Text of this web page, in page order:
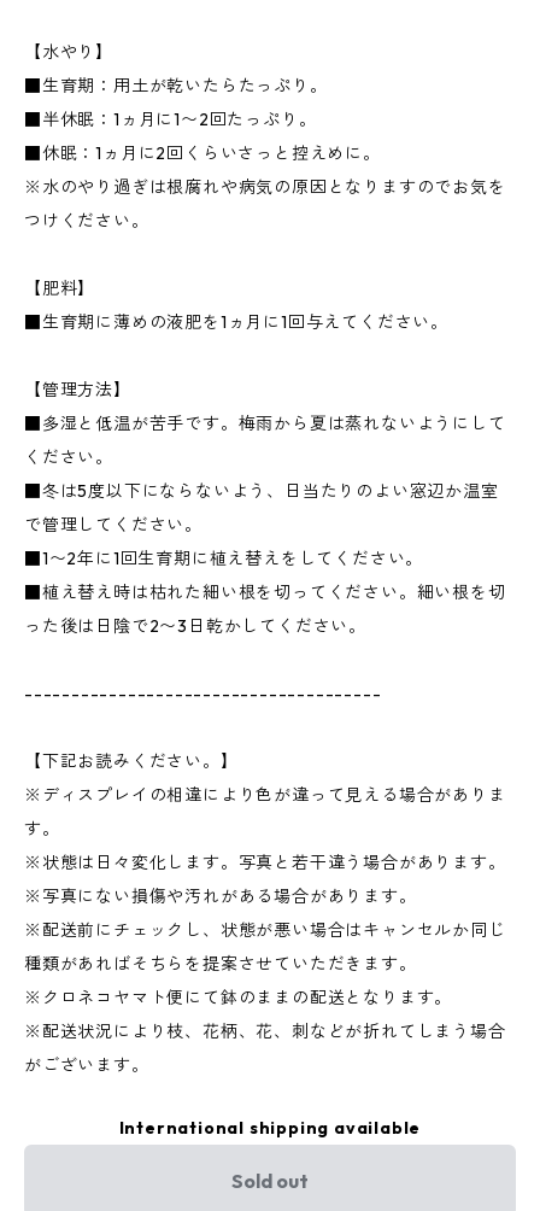
【水やり】
■生育期：用土が乾いたらたっぷり。
■半休眠：1ヵ月に1〜2回たっぷり。
■休眠：1ヵ月に2回くらいさっと控えめに。
※水のやり過ぎは根腐れや病気の原因となりますのでお気を
つけください。
【肥料】
■生育期に薄めの液肥を1ヵ月に1回与えてください。
【管理方法】
■多湿と低温が苦手です。梅雨から夏は蒸れないようにして
ください。
■冬は5度以下にならないよう、日当たりのよい窓辺か温室
で管理してください。
■1〜2年に1回生育期に植え替えをしてください。
■植え替え時は枯れた細い根を切ってください。細い根を切
った後は日陰で2〜3日乾かしてください。
--------------------------------------
【下記お読みください。】
※ディスプレイの相違により色が違って見える場合がありま
す。
※状態は日々変化します。写真と若干違う場合があります。
※写真にない損傷や汚れがある場合があります。
※配送前にチェックし、状態が悪い場合はキャンセルか同じ
種類があればそちらを提案させていただきます。
※クロネコヤマト便にて鉢のままの配送となります。
※配送状況により枝、花柄、花、刺などが折れてしまう場合
がございます。
International shipping available
Sold out